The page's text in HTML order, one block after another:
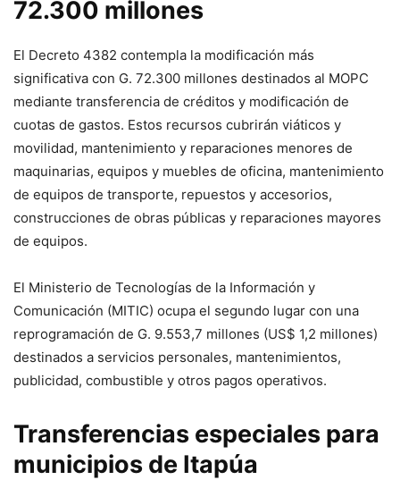
72.300 millones
El Decreto 4382 contempla la modificación más
significativa con G. 72.300 millones destinados al MOPC
mediante transferencia de créditos y modificación de
cuotas de gastos. Estos recursos cubrirán viáticos y
movilidad, mantenimiento y reparaciones menores de
maquinarias, equipos y muebles de oficina, mantenimiento
de equipos de transporte, repuestos y accesorios,
construcciones de obras públicas y reparaciones mayores
de equipos.
El Ministerio de Tecnologías de la Información y
Comunicación (MITIC) ocupa el segundo lugar con una
reprogramación de G. 9.553,7 millones (US$ 1,2 millones)
destinados a servicios personales, mantenimientos,
publicidad, combustible y otros pagos operativos.
Transferencias especiales para
municipios de Itapúa